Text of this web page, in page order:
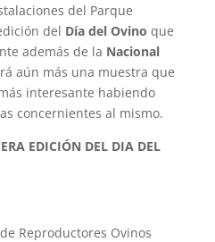
del Parque
del Día del Ovino que
además de la Nacional
aún más una muestra que
interesante habiendo
concernientes al mismo.
EDICIÓN DEL DIA DEL
Reproductores Ovinos